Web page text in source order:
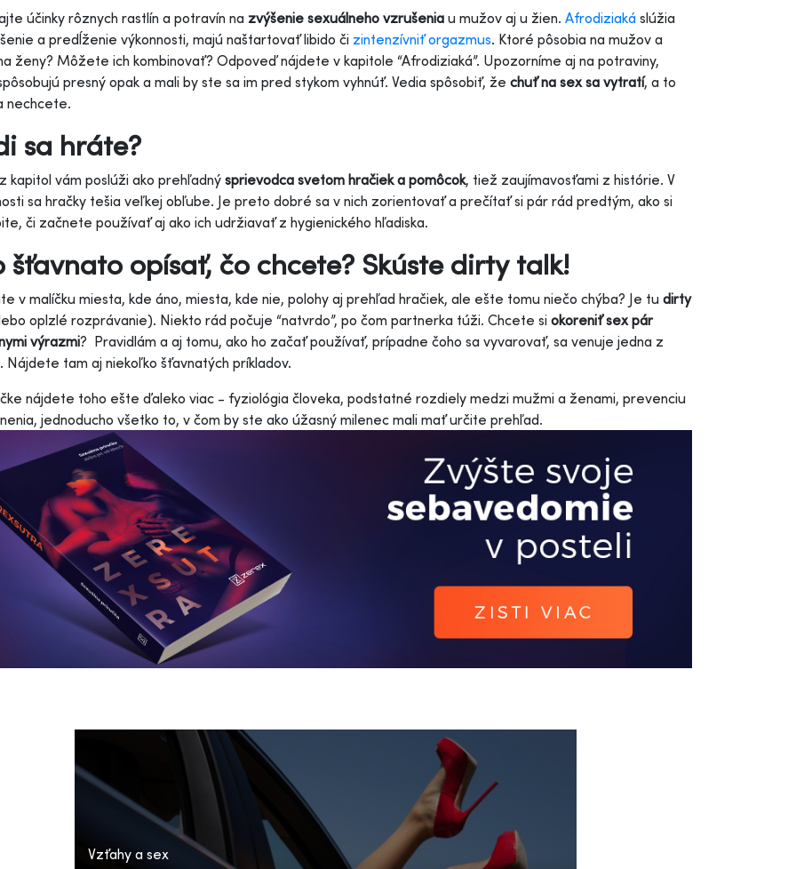
účinky rôznych rastlín a potravín na zvýšenie sexuálneho vzrušenia u mužov aj u žien. Afrodiziaká slúžia
a predĺženie výkonnosti, majú naštartovať libido či zintenzívniť orgazmus. Ktoré pôsobia na mužov a
ženy? Môžete ich kombinovať? Odpoveď nájdete v kapitole “Afrodiziaká”. Upozorníme aj na potraviny,
presný opak a mali by ste sa im pred stykom vyhnúť. Vedia spôsobiť, že chuť na sex sa vytratí, a to
nechcete.
sa hráte?
kapitol vám poslúži ako prehľadnýsprievodca svetom hračiek a pomôcok, tiež zaujímavosťami z histórie. V
sa hračky tešia veľkej obľube. Je preto dobré sa v nich zorientovať a prečítať si pár rád predtým, ako si
či začnete používať aj ako ich udržiavať z hygienického hľadiska.
šťavnato opísať, čo chcete? Skúste dirty talk!
v malíčku miesta, kde áno, miesta, kde nie, polohy aj prehľad hračiek, ale ešte tomu niečo chýba? Je tu dirty
oplzlé rozprávanie). Niekto rád počuje “natvrdo”, po čom partnerka túži. Chcete si okoreniť sex pár
výrazmi? Pravidlám a aj tomu, ako ho začať používať, prípadne čoho sa vyvarovať, sa venuje jedna z
Nájdete tam aj niekoľko šťavnatých príkladov.
nájdete toho ešte ďaleko viac - fyziológia človeka, podstatné rozdiely medzi mužmi a ženami, prevenciu
jednoducho všetko to, v čom by ste ako úžasný milenec mali mať určite prehľad.
Vzťahy a sex